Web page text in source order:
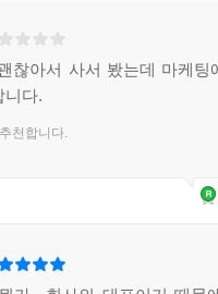
찮아서 사서 봤는데 마케팅
니다.
천합니다.